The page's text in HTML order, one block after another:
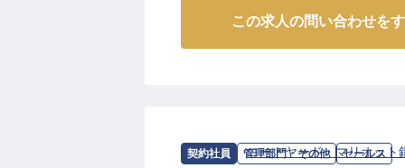
この求人の問い合わせを
契約社員 管理部門・その他 セールス
求人情報：コートヤード・マリオット